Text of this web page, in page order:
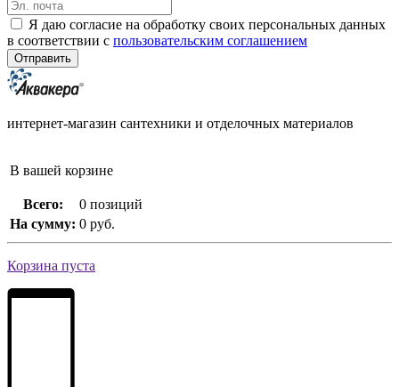
Я даю согласие на обработку своих персональных данных
в соответствии с пользовательским соглашением
интернет-магазин сантехники и отделочных материалов
В вашей корзине
Всего:
0 позиций
На сумму: 0 руб.
Корзина пуста